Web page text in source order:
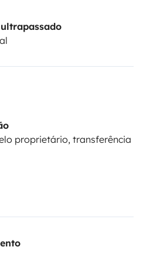
proprietário, transferência